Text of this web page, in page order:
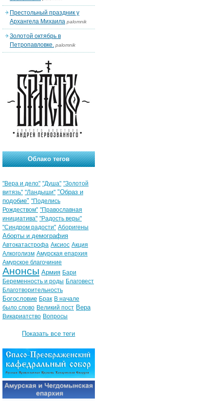
Престольный праздник у
Архангела Михаила palomnik
Золотой октябрь в
Петропавловке. palomnik
Облако тегов
"Вера и дело" "Душа" "Золотой
витязь" "Ландыши" "Образ и
подобие" "Поделись
Рождеством" "Православная
инициатива" "Радость веры"
"Синдром радости" Аборигены
Аборты и демография
Автокатастрофа Аксиос Акция
Алкоголизм Амурская епархия
Амурское благочиние
Анонсы Армия Бари
Беременность и роды Благовест
Благотворительность
Богословие Брак В начале
было слово Великий пост Вера
Викариатство Вопросы
Показать все теги